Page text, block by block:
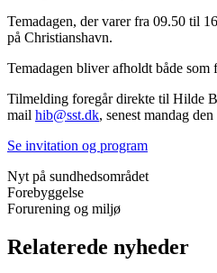
Temadagen, der varer fra 09.50 til
på Christianshavn.
Temadagen bliver afholdt både som
Tilmelding foregår direkte til Hilde
mail hib@sst.dk, senest mandag
Se invitation og program
Nyt på sundhedsområdet
Forebyggelse
Forurening og miljø
Relaterede nyheder